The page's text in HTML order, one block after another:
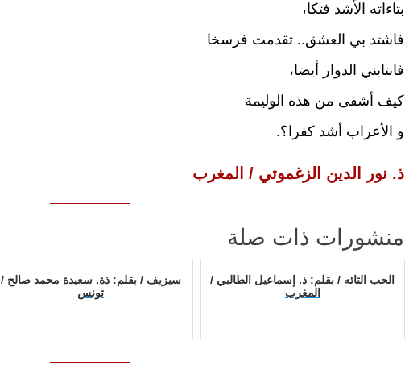
بتاءاته الأشد فتكا،
فاشتد بي العشق.. تقدمت فرسخا
فانتابني الدوار أيضا،
كيف أشفى من هذه الوليمة
و الأعراب أشد كفرا؟.
ذ. نور الدين الزغموتي / المغرب
منشورات ذات صلة
الحب التائه / بقلم: ذ. إسماعيل الطالبي /
المغرب
سيزيف / بقلم: ذة. سعيدة محمد صالح /
تونس